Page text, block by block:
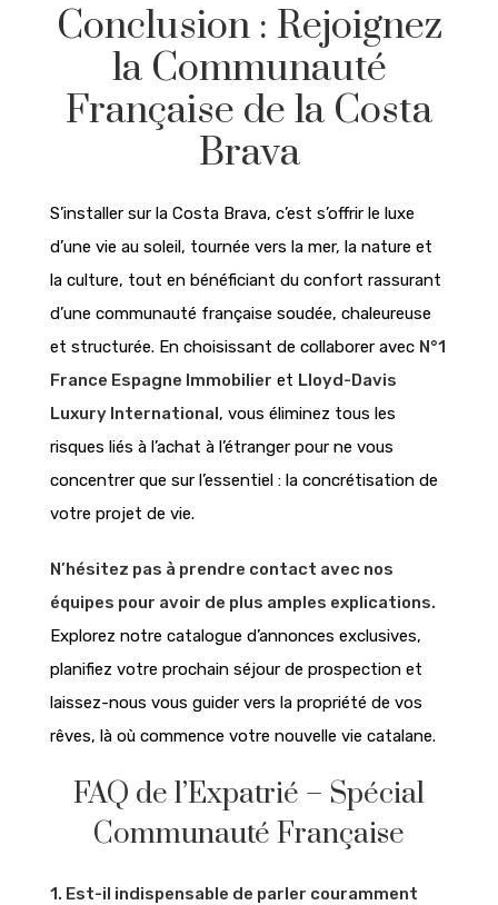
Conclusion : Rejoignez
la Communauté
Française de la Costa
Brava
S’installer sur la Costa Brava, c’est s’offrir le luxe
d’une vie au soleil, tournée vers la mer, la nature et
la culture, tout en bénéficiant du confort rassurant
d’une communauté française soudée, chaleureuse
et structurée. En choisissant de collaborer avec N°1
France Espagne Immobilier et Lloyd-Davis
Luxury International, vous éliminez tous les
risques liés à l’achat à l’étranger pour ne vous
concentrer que sur l’essentiel : la concrétisation de
votre projet de vie.
N’hésitez pas à prendre contact avec nos
équipes pour avoir de plus amples explications.
Explorez notre catalogue d’annonces exclusives,
planifiez votre prochain séjour de prospection et
laissez-nous vous guider vers la propriété de vos
rêves, là où commence votre nouvelle vie catalane.
FAQ de l’Expatrié – Spécial
Communauté Française
1. Est-il indispensable de parler couramment